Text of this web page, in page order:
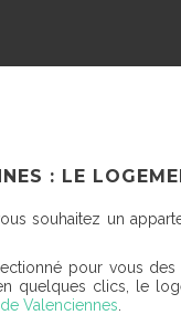
: LE
souhaitez un
pour vous
quelques clics, le
Valenciennes